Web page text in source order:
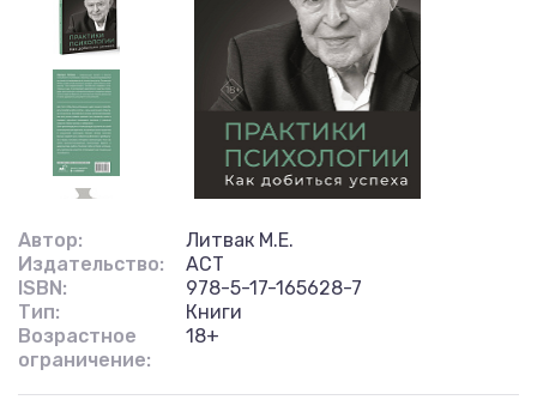
Автор:
Литвак М.Е.
Издательство:
АСТ
ISBN:
978-5-17-165628-7
Тип:
Книги
Возрастное
ограничение:
18+